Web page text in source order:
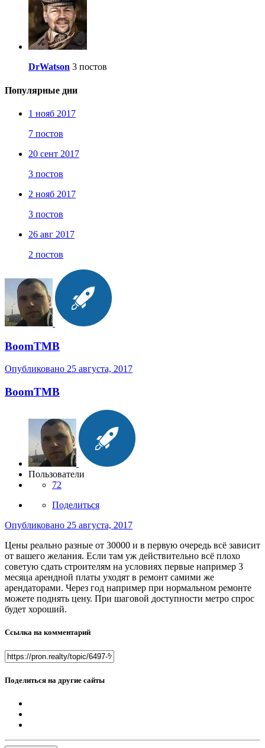
DrWatson 3 постов
Популярные дни
1 нояб 2017
7 постов
20 сент 2017
3 постов
2 нояб 2017
3 постов
26 авг 2017
2 постов
BoomTMB
Опубликовано 25 августа, 2017
BoomTMB
Пользователи
72
Поделиться
Опубликовано 25 августа, 2017
Цены реально разные от 30000 и в первую очередь всё зависит
от вашего желания. Если там уж действительно всё плохо
советую сдать строителям на условиях первые например 3
месяца арендной платы уходят в ремонт самими же
арендаторами. Через год например при нормальном ремонте
можете поднять цену. При шаговой доступности метро спрос
будет хороший.
Ссылка на комментарий
Поделиться на другие сайты